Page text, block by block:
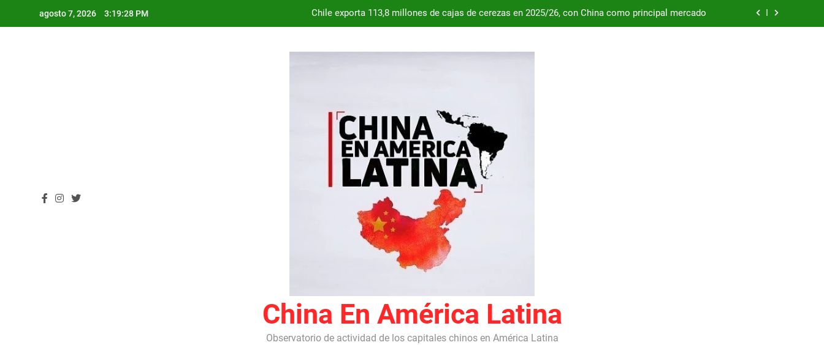
agosto 7, 2026 3:19:29 PM Chile exporta 113,8 millones de cajas de cerezas en 2025/26, con China como principal mercado
Chile exporta 113,8 millones de cajas de cerezas en 2025/26, con China como principal mercado
Dependencia de Brasil: por qué la industria automotriz argentina podría enfrentar una segunda oleada de
Desde 2008, el déficit comercial acumulado de Argentina con China supera los USD 100.000 millones
China En América Latina
Observatorio de actividad de los capitales chinos en América Latina